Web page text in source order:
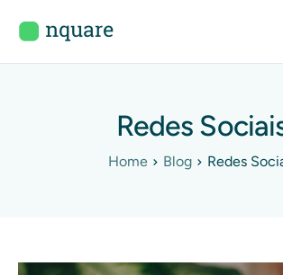
Início
Redes
Home Blog Redes